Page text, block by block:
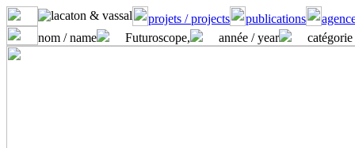
projets / projects publications
nom / name
Futuroscope, année / year